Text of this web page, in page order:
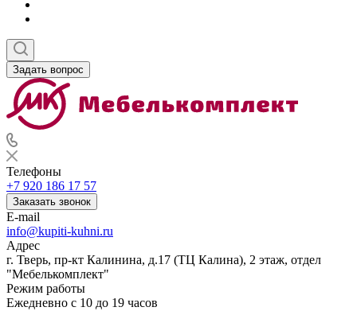
Задать вопрос
Телефоны
+7 920 186 17 57
Заказать звонок
E-mail
info@kupiti-kuhni.ru
Адрес
г. Тверь, пр-кт Калинина, д.17 (ТЦ Калина), 2 этаж, отдел
"Мебелькомплект"
Режим работы
Ежедневно с 10 до 19 часов